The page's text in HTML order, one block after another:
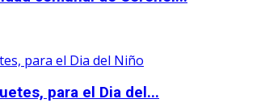
para el Dia del...